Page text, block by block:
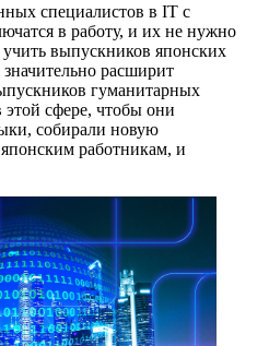
специалистов в IT с
в работу, и их не нужно
учить выпускников японских
расширит
гуманитарных
сфере, чтобы они
собирали новую
работникам, и